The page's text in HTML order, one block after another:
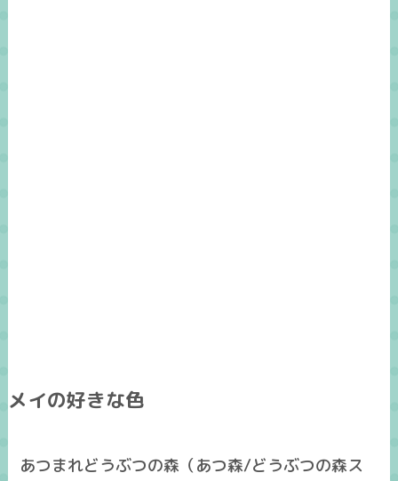
メイの好きな色
あつまれどうぶつの森（あつ森/どうぶつの森ス